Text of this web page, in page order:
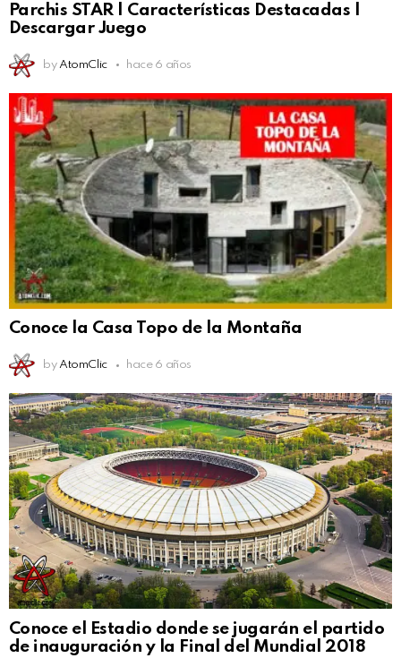
Parchis STAR | Características Destacadas |
Descargar Juego
by AtomClic hace 6 años
Conoce la Casa Topo de la Montaña
by AtomClic hace 6 años
Conoce el Estadio donde se jugarán el partido
de inauguración y la Final del Mundial 2018